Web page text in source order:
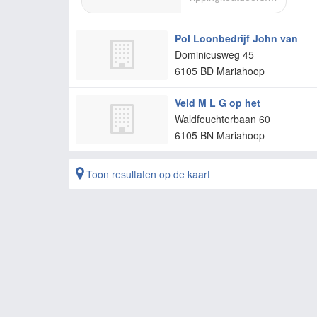
Pol Loonbedrijf John van
Dominicusweg 45
6105 BD Mariahoop
Veld M L G op het
Waldfeuchterbaan 60
6105 BN Mariahoop
Toon resultaten op de kaart